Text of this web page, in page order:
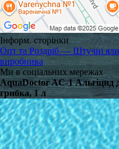
Інформ. сторінки
Опт та Роздріб — Штучні
виробника
Ми в соціальних мережах
AquaDoctor AC-1 Альгіцид
грибка, 1 л